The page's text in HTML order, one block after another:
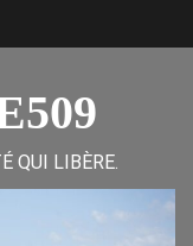
QUI LIBÈRE.